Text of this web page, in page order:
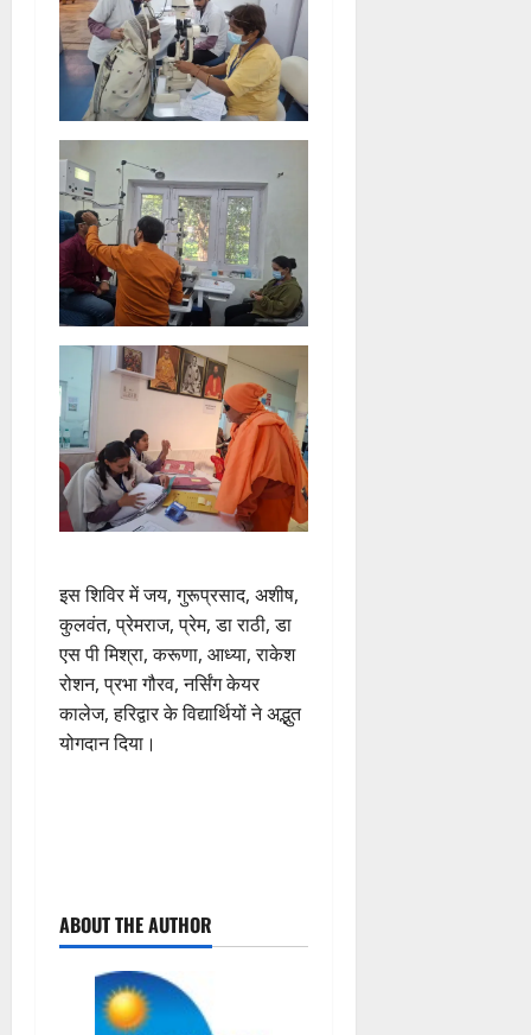
इस शिविर में जय, गुरूप्रसाद, अशीष,
कुलवंत, प्रेमराज, प्रेम, डा राठी, डा
एस पी मिश्रा, करूणा, आध्या, राकेश
रोशन, प्रभा गौरव, नर्सिंग केयर
कालेज, हरिद्वार के विद्यार्थियों ने अद्भुत
योगदान दिया।
o
ABOUT THE AUTHOR